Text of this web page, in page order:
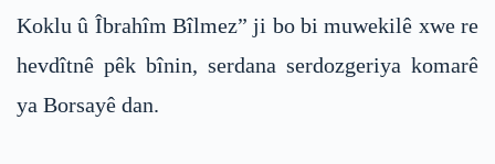
Koklu û Îbrahîm Bîlmez” ji bo bi muwekilê xwe re
hevdîtnê pêk bînin, serdana serdozgeriya komarê
ya Borsayê dan.